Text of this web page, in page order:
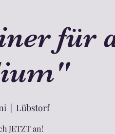
für
  |
Lübstorf
JETZT an!